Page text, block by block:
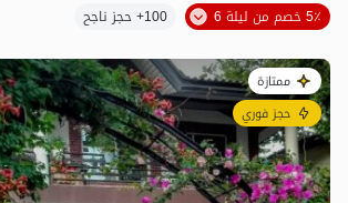
5٪ خصم من ليلة 6
100+ حجز ناجح
ممتازة
حجز فوري